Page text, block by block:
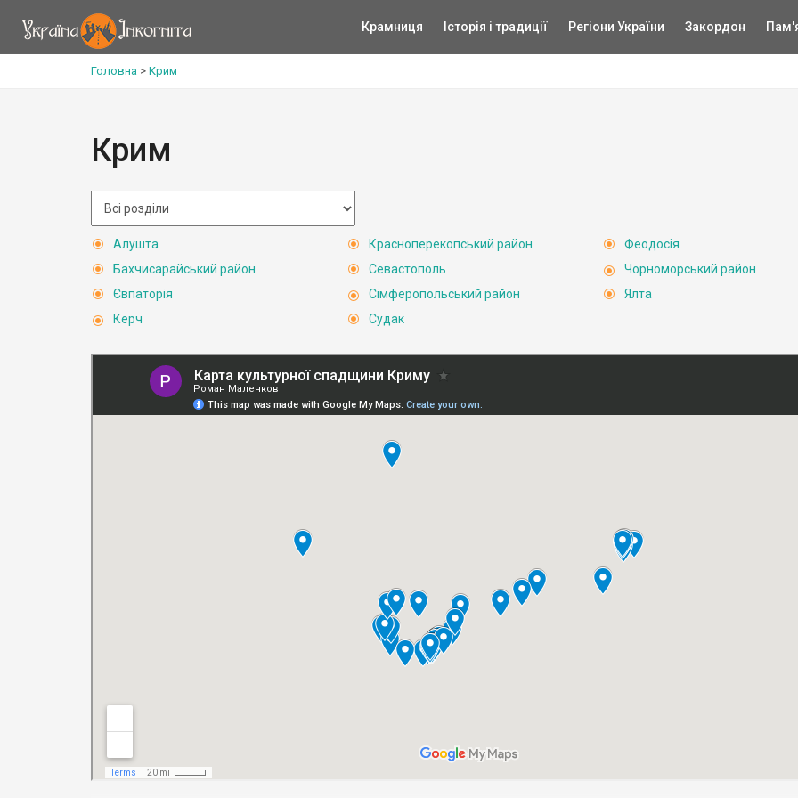
Крамниця Історія і традиції Регіони України Закордон
Головна > Крим
Крим
Алушта
Бахчисарайський район
Євпаторія
Керч
Красноперекопський район
Севастополь
Сімферопольський район
Судак
Феодосія
Чорноморський район
Ялта